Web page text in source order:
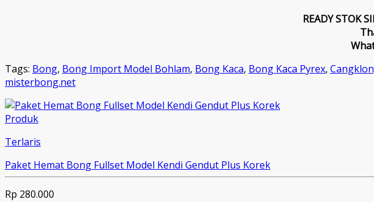
READY STOK
Tags: Bong, Bong Import Model Bohlam, Bong Kaca, Bong Kaca Pyrex,
misterbong.net
Produk
Terlaris
Paket Hemat Bong Fullset Model Kendi Gendut Plus Korek
Rp 280.000